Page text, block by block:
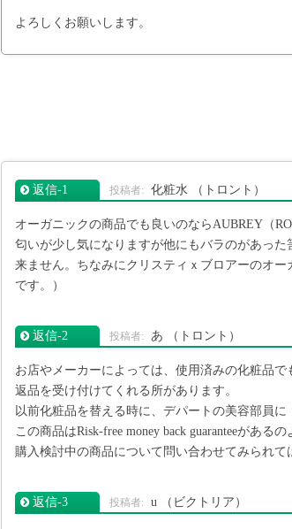
よろしくお願いします。
返信‐1 化粧水 （トロント）
オーガニックの商品でも良いのならAUBREY（
匂いが少し気になりますが他にもバラのがあっ
来ません。ちなみにクリスティｘブロアーのオ
です。）
返信‐2 あ （トロント）
お店やメーカーによっては、使用済みの化粧品
返品を受け付けてくれる所があります。
以前化粧品を替える時に、デパートの美容部員
この商品はRisk-free money back guaranteeがある
購入検討中の商品について問い合わせてみられて
返信‐3 u （ビクトリア）